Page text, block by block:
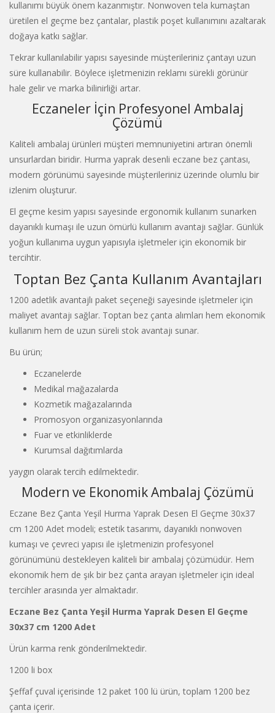
kullanımı büyük önem kazanmıştır. Nonwoven tela kumaştan
üretilen el geçme bez çantalar, plastik poşet kullanımını azaltarak
doğaya katkı sağlar.
Tekrar kullanılabilir yapısı sayesinde müşterileriniz çantayı uzun
süre kullanabilir. Böylece işletmenizin reklamı sürekli görünür
hale gelir ve marka bilinirliği artar.
Eczaneler İçin Profesyonel Ambalaj
Çözümü
Kaliteli ambalaj ürünleri müşteri memnuniyetini artıran önemli
unsurlardan biridir. Hurma yaprak desenli eczane bez çantası,
modern görünümü sayesinde müşterileriniz üzerinde olumlu bir
izlenim oluşturur.
El geçme kesim yapısı sayesinde ergonomik kullanım sunarken
dayanıklı kumaşı ile uzun ömürlü kullanım avantajı sağlar. Günlük
yoğun kullanıma uygun yapısıyla işletmeler için ekonomik bir
tercihtir.
Toptan Bez Çanta Kullanım Avantajları
1200 adetlik avantajlı paket seçeneği sayesinde işletmeler için
maliyet avantajı sağlar. Toptan bez çanta alımları hem ekonomik
kullanım hem de uzun süreli stok avantajı sunar.
Bu ürün;
Eczanelerde
Medikal mağazalarda
Kozmetik mağazalarında
Promosyon organizasyonlarında
Fuar ve etkinliklerde
Kurumsal dağıtımlarda
yaygın olarak tercih edilmektedir.
Modern ve Ekonomik Ambalaj Çözümü
Eczane Bez Çanta Yeşil Hurma Yaprak Desen El Geçme 30x37
cm 1200 Adet modeli; estetik tasarımı, dayanıklı nonwoven
kumaşı ve çevreci yapısı ile işletmenizin profesyonel
görünümünü destekleyen kaliteli bir ambalaj çözümüdür. Hem
ekonomik hem de şık bir bez çanta arayan işletmeler için ideal
tercihler arasında yer almaktadır.
Eczane Bez Çanta Yeşil Hurma Yaprak Desen El Geçme
30x37 cm 1200 Adet
Ürün karma renk gönderilmektedir.
1200 li box
Şeffaf çuval içerisinde 12 paket 100 lü ürün, toplam 1200 bez
çanta içerir.